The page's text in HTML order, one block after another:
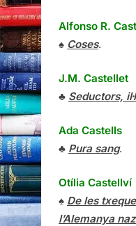
Alfonso R.
♠ Coses.
J.M. Castellet
♣ Seductors,
Ada Castells
♣ Pura sang.
Otília Castellví
♠ De les
l’Alemanya